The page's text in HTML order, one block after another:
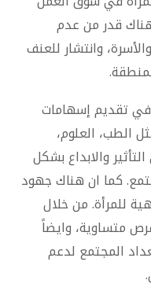
قدر من عدم
وانتشار للعنف
في تقديم إسهامات
الطب، العلوم،
والابداع بشكل
كما ان هناك جهود
للمرأة. من خلال
متساوية، وايضاً
المجتمع لدعم